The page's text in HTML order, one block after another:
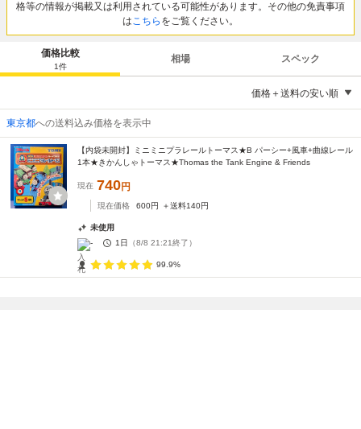
格等の情報が掲載又は利用されている可能性があります。その他の免責事項
はこちら をご覧ください。
価格比較
1件
相場 スペック
価格＋送料の安い順
東京都への送料込み価格を表示中
【内袋未開封】ミニミニプラレールトーマス★B パーシー+風車+曲線レール
1本★きかんしゃトーマス★Thomas the Tank Engine & Friends
現在 740円
現在価格 600円 ＋送料140円
未使用
-
1日 （8/8 21:21終了）
99.9%